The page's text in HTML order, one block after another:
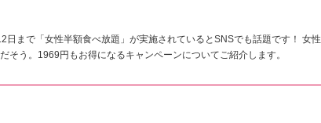
まで「女性半額食べ放題」が実施されているとSNSでも話題です！ 女性
う。1969円もお得になるキャンペーンについてご紹介します。